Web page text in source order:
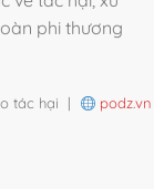
phi thương
tác hại | podz.vn